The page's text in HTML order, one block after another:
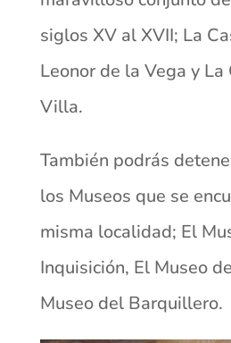
siglos XV al XVII; La
Leonor de la Vega y La
Villa.
También podrás
los Museos que se
misma localidad; El
Inquisición, El Museo
Museo del Barquillero.